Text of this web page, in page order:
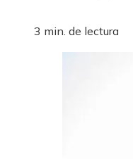
3 min. de lectura